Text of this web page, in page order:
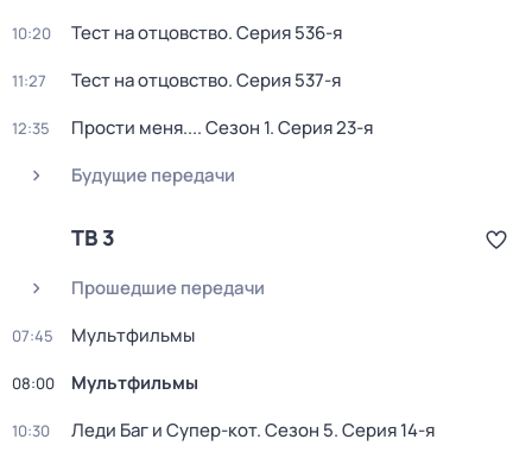
10:20 Тест нa отцовствo. Серия 536-я
11:27 Тест нa отцовствo. Серия 537-я
12:35 Прости меня.... Сезон 1. Серия 23-я
Будущие передачи
ТВ 3
Прошедшие передачи
07:45 Мультфильмы
08:00 Мультфильмы
10:30 Леди Баг и Супер-кот. Сезон 5. Серия 14-я